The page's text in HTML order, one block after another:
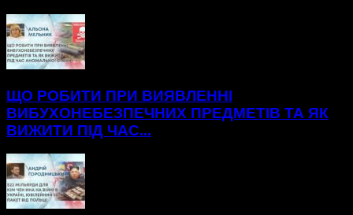
ЩО РОБИТИ ПРИ ВИЯВЛЕННІ
ВИБУХОНЕБЕЗПЕЧНИХ ПРЕДМЕТІВ ТА ЯК
ВИЖИТИ ПІД ЧАС...